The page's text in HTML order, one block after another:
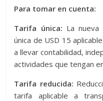
Para tomar en cuenta:
Tarifa única: La
única de USD 15
a llevar contabilidad,
actividades que tengan
Tarifa reducida:
tarifa aplicable a